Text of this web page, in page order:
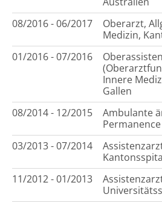
08/2016 - 06/2017
Oberarzt,
Medizin,
01/2016 - 07/2016
Innere
Gallen
08/2014 - 12/2015
Ambulante
03/2013 - 07/2014
11/2012 - 01/2013